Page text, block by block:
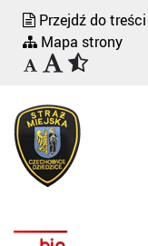
Przejdź do treści
Mapa strony